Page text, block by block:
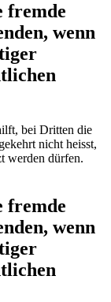
fremde
wenn
bei Dritten die
nicht heisst,
werden dürfen.
fremde
wenn